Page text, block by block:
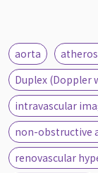
aorta
Duplex
intravascular
non-obstructive
renovascular